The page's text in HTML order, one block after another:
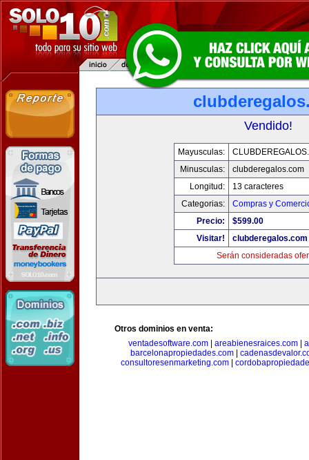
Vendido!
Mayusculas:
Minusculas:
clubderegalos.com
Longitud:
13 caracteres
Categorias:
Compras y
Precio:
$599.00
Visitar!
clubderegalos.com
Serán consideradas
Otros dominios en venta:
ventadesoftware.com| areabienesraices.com|
barcelonapropiedades.com|
consultoresenmarketing.com